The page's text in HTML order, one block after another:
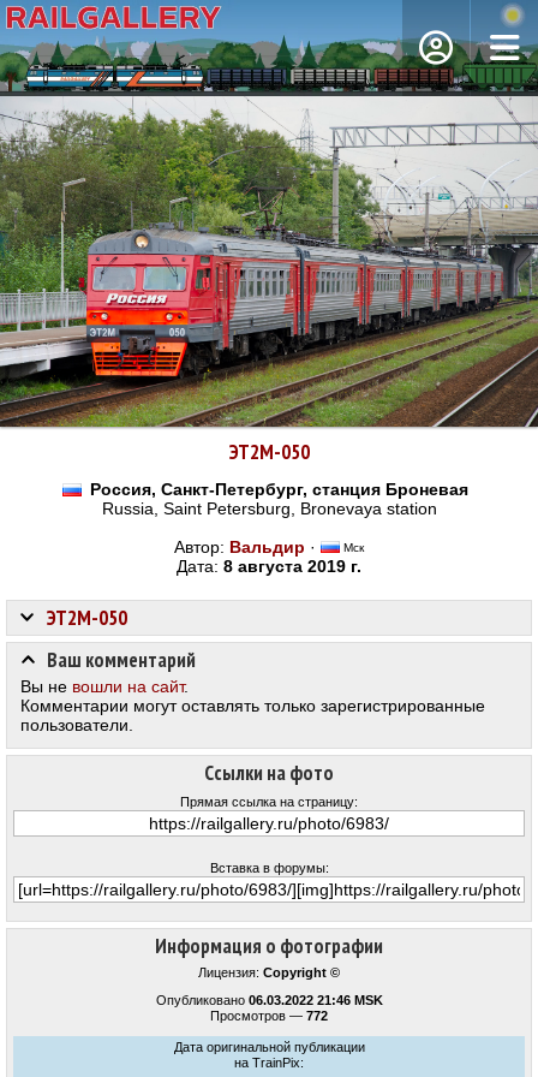
ЭТ2М-050
Россия, Санкт-Петербург, станция Броневая
Russia, Saint Petersburg, Bronevaya station
Автор: Вальдир · Мск
Дата: 8 августа 2019 г.
Информация о фотографии
Лицензия: Copyright ©
Опубликовано 06.03.2022 21:46 MSK
Просмотров — 772
Дата оригинальной публикации
на TrainPix:
Ссылки на фото
Прямая ссылка на страницу:
Вставка в форумы:
ЭТ2М-050
Ваш комментарий
Вы не вошли на сайт.
Комментарии могут оставлять только зарегистрированные
пользователи.